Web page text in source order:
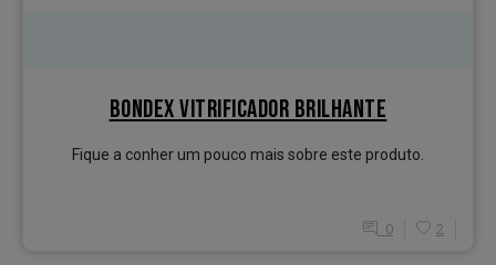
BONDEX VITRIFICADOR BRILHANTE
Fique a conher um pouco mais sobre este produto.
0 2